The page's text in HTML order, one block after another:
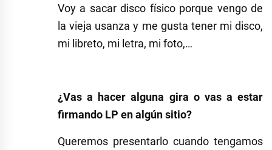
Voy a sacar disco físico porque vengo de
la vieja usanza y me gusta tener mi disco,
mi libreto, mi letra, mi foto,…
¿Vas a hacer alguna gira o vas a estar
firmando LP en algún sitio?
Queremos presentarlo cuando tengamos